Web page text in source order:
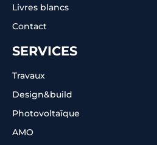
Livres blancs
Contact
SERVICES
Travaux
Design&build
Photovoltaïque
AMO